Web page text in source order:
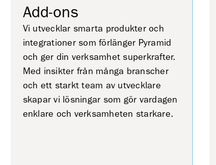
Add-ons
Vi utvecklar smarta produkter och
integrationer som förlänger Pyramid
och ger din verksamhet superkrafter.
Med insikter från många branscher
och ett starkt team av utvecklare
skapar vi lösningar som gör vardagen
enklare och verksamheten starkare.